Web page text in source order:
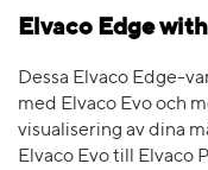
Elvaco Edge
Dessa Elvaco Edge-
med Elvaco Evo och
visualisering av dina
Elvaco Evo till Elvaco